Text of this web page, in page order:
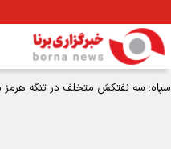
سپاه: سه نفتکش متخلف در تنگه هرمز